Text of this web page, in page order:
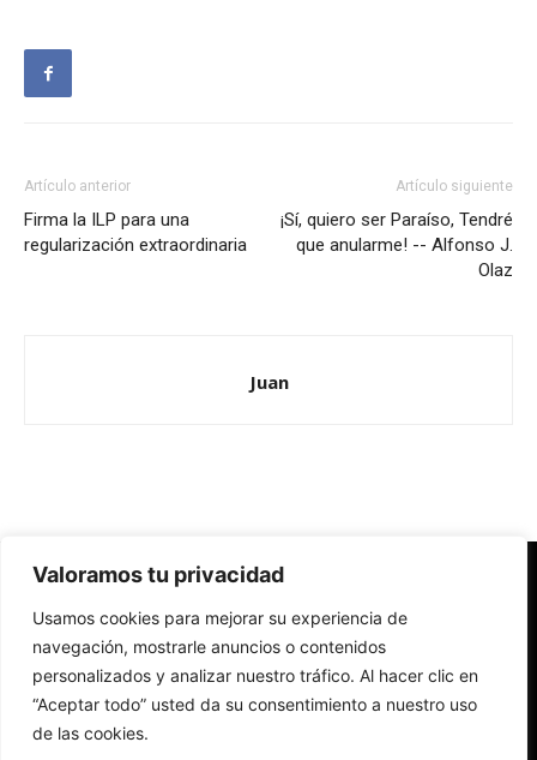
Valoramos tu privacidad
Usamos cookies para mejorar su experiencia de
navegación, mostrarle anuncios o contenidos
personalizados y analizar nuestro tráfico. Al hacer clic en
“Aceptar todo” usted da su consentimiento a nuestro uso
de las cookies.
Artículo anterior
Firma la ILP para una
regularización extraordinaria
Artículo siguiente
¡Sí, quiero ser Paraíso, Tendré
que anularme! -- Alfonso J.
Olaz
Juan
Redes Cristianas
Una mirada alternativa sobre la Iglesia católica y la sociedad
- Colectivos de Redes Cristianas